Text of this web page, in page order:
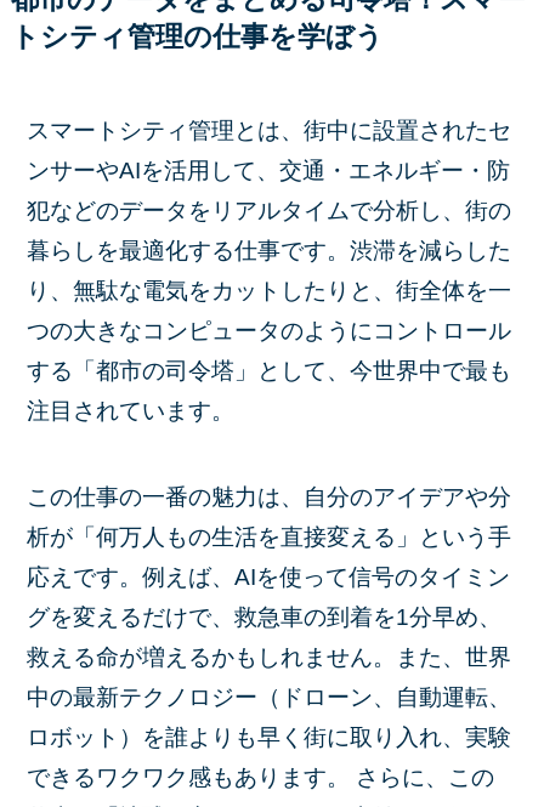
トシティ管理の仕事を学ぼう
スマートシティ管理とは、街中に設置されたセ
ンサーやAIを活用して、交通・エネルギー・防
犯などのデータをリアルタイムで分析し、街の
暮らしを最適化する仕事です。渋滞を減らした
り、無駄な電気をカットしたりと、街全体を一
つの大きなコンピュータのようにコントロール
する「都市の司令塔」として、今世界中で最も
注目されています。
この仕事の一番の魅力は、自分のアイデアや分
析が「何万人もの生活を直接変える」という手
応えです。例えば、AIを使って信号のタイミン
グを変えるだけで、救急車の到着を1分早め、
救える命が増えるかもしれません。また、世界
中の最新テクノロジー（ドローン、自動運転、
ロボット）を誰よりも早く街に取り入れ、実験
できるワクワク感もあります。 さらに、この